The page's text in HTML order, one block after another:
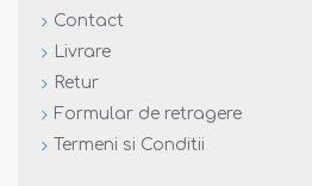
Contact
Livrare
Retur
Formular de retragere
Termeni si Conditii